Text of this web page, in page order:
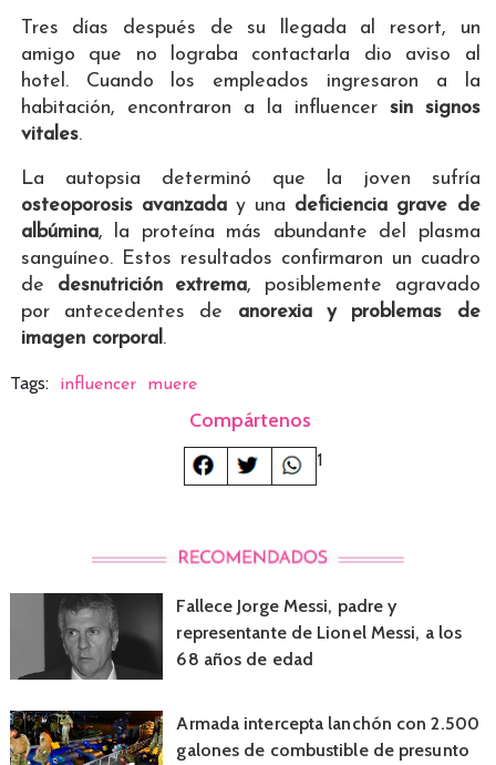
Tres días después de su llegada al resort, un
amigo que no lograba contactarla dio aviso al
hotel. Cuando los empleados ingresaron a la
habitación, encontraron a la influencer sin signos
vitales.
La autopsia determinó que la joven sufría
osteoporosis avanzaday una deficiencia grave de
albúmina, la proteína más abundante del plasma
sanguíneo. Estos resultados confirmaron un cuadro
de desnutrición extrema, posiblemente agravado
por antecedentes de anorexia y problemas de
imagen corporal.
Tags: influencer muere
Compártenos
1
Fallece Jorge Messi, padre y
representante de Lionel Messi, a los
68 años de edad
Armada intercepta lanchón con 2.500
galones de combustible de presunto